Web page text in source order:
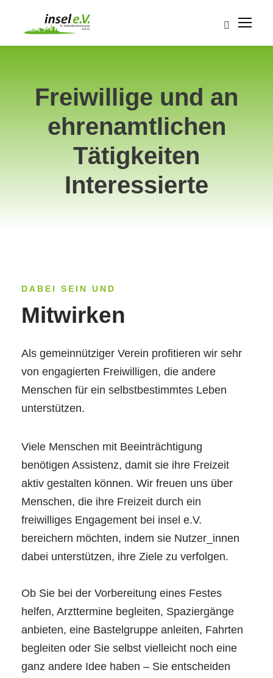
Freiwillige und an
ehrenamtlichen
Tätigkeiten
Interessierte
DABEI SEIN UND
Mitwirken
Als gemeinnütziger Verein profitieren wir sehr
von engagierten Freiwilligen, die andere
Menschen für ein selbstbestimmtes Leben
unterstützen.
Viele Menschen mit Beeinträchtigung
benötigen Assistenz, damit sie ihre Freizeit
aktiv gestalten können. Wir freuen uns über
Menschen, die ihre Freizeit durch ein
freiwilliges Engagement bei insel e.V.
bereichern möchten, indem sie Nutzer_innen
dabei unterstützen, ihre Ziele zu verfolgen.
Ob Sie bei der Vorbereitung eines Festes
helfen, Arzttermine begleiten, Spaziergänge
anbieten, eine Bastelgruppe anleiten, Fahrten
begleiten oder Sie selbst vielleicht noch eine
ganz andere Idee haben – Sie entscheiden